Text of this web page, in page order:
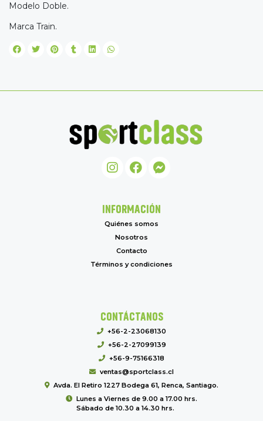
Modelo Doble.
Marca Train.
INFORMACIÓN
Quiénes somos
Nosotros
Contacto
Términos y condiciones
CONTÁCTANOS
+56-2-23068130
+56-2-27099139
+56-9-75166318
ventas@sportclass.cl
Avda. El Retiro 1227 Bodega 61, Renca, Santiago.
Lunes a Viernes de 9.00 a 17.00 hrs.
Sábado de 10.30 a 14.30 hrs.